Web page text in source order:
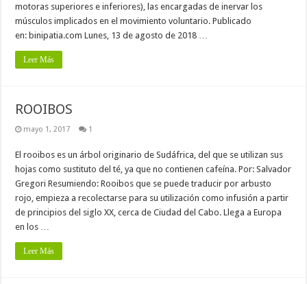
motoras superiores e inferiores), las encargadas de inervar los
músculos implicados en el movimiento voluntario. Publicado
en: binipatia.com Lunes, 13 de agosto de 2018 …
Leer Más
ROOIBOS
mayo 1, 2017 1
El rooibos es un árbol originario de Sudáfrica, del que se utilizan sus
hojas como sustituto del té, ya que no contienen cafeína. Por: Salvador
Gregori Resumiendo: Rooibos que se puede traducir por arbusto
rojo, empieza a recolectarse para su utilización como infusión a partir
de principios del siglo XX, cerca de Ciudad del Cabo. Llega a Europa
en los …
Leer Más